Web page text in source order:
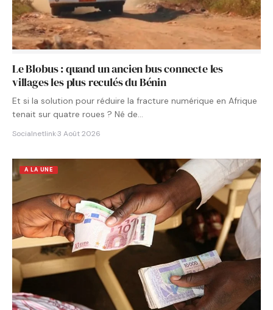
Le Blobus : quand un ancien bus connecte les
villages les plus reculés du Bénin
Et si la solution pour réduire la fracture numérique en Afrique
tenait sur quatre roues ? Né de…
Socialnetlink·3 Août 2026
A LA UNE